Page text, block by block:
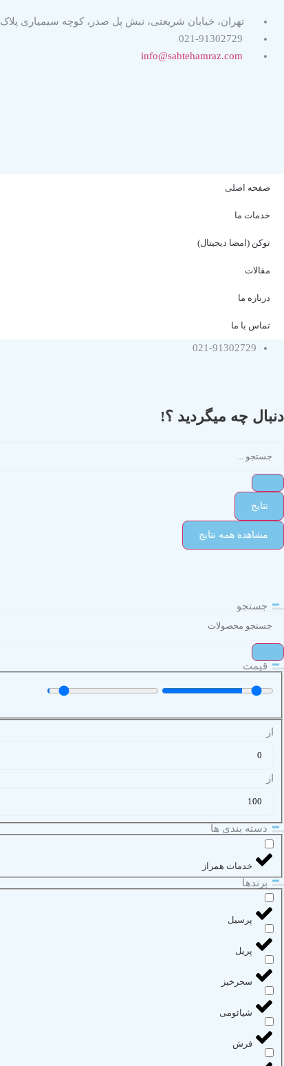
تهران، خیابان شریعتی، نبش پل صدر، کوچه سیمیاری پلاک 46
021-91302729
info@sabtehamraz.com
صفحه اصلی
خدمات ما
توکن (امضا دیجیتال)
مقالات
درباره ما
تماس با ما
021-91302729
دنبال چه میگردید ؟!
نتایج
مشاهده همه نتایج
جستجو
قیمت
از
از
دسته بندی ها
خدمات همراز
برند‌ها
پرسیل
پریل
سحرخیز
شیائومی
فرش